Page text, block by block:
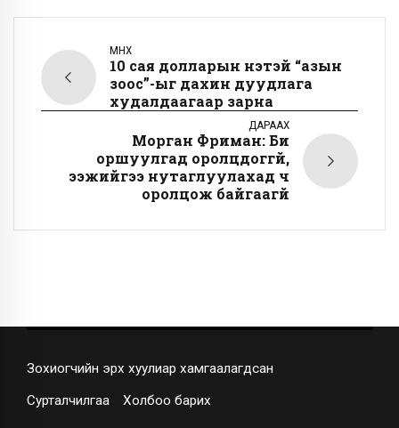
ӨМНӨХ
10 сая долларын үнэтэй “азын
зоос”-ыг дахин дуудлага
худалдаагаар зарна
ДАРААХ
Морган Фриман: Би
оршуулгад оролцдоггүй,
ээжийгээ нутаглуулахад ч
оролцож байгаагүй
Зохиогчийн эрх хуулиар хамгаалагдсан
Сурталчилгаа Холбоо барих